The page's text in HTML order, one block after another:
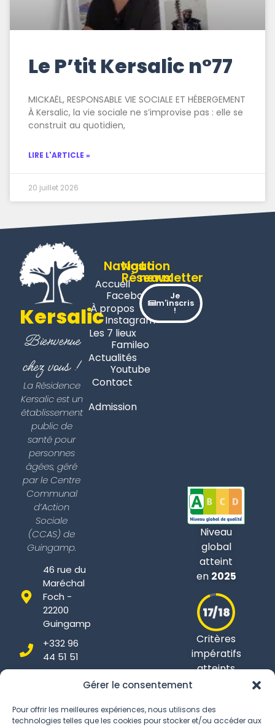
Gérer le consentement
Pour offrir les meilleures expériences, nous utilisons des
technologies telles que les cookies pour stocker et/ou accéder aux
Le P’tit Kersalic n°77
MICKAËL, RESPONSABLE VIE SOCIALE ET HÉBERGEMENT
À Kersalic, la vie sociale ne s’improvise pas : elle se
construit au quotidien,
LIRE L'ARTICLE »
20 juillet 2026
Kersalic
Bienvenue
chez vous !
La Résidence
Kersalic est un
établissement
public de
santé pour
personnes
âgées, géré
par le Centre
Communal
d’Action
Sociale
(CCAS) de
Guingamp.
46 rue du
Maréchal
Foch -
22200
Guingamp
+332 96
44 51 51
Navigation
Accueil
À propos
Les 7 lieux
Actualités
Contact
Admission
Nos
Réseaux
Facebook
Instagram
Famileo
Youtube
La
newsletter
Je
m'inscris
!
Niveau
global
atteint
en 2025
Critères
impératifs
atteints